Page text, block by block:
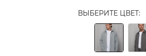
ВЫБЕРИТЕ ЦВЕТ: